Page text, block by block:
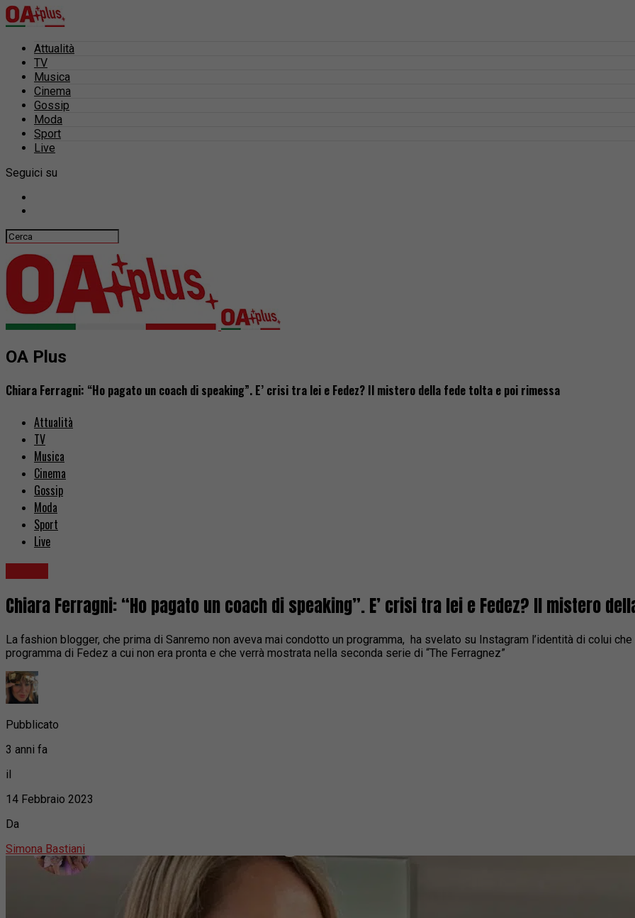
Attualità
TV
Musica
Cinema
Gossip
Moda
Sport
Live
Seguici su
OA Plus
Chiara Ferragni: “Ho pagato un coach di speaking”. E’ crisi tra lei e Fedez? Il mistero della fede tolta e poi rimessa
Attualità
TV
Musica
Cinema
Gossip
Moda
Sport
Live
Chiara Ferragni: “Ho pagato un coach di speaking”. E’ crisi tra lei e Fedez? Il mistero
La fashion blogger, che prima di Sanremo non aveva mai condotto un programma, ha svelato su Instagram l’identità di colui
programma di Fedez a cui non era pronta e che verrà mostrata nella seconda serie di “The Ferragnez”
Pubblicato
3 anni fa
il
14 Febbraio 2023
Da
Simona Bastiani